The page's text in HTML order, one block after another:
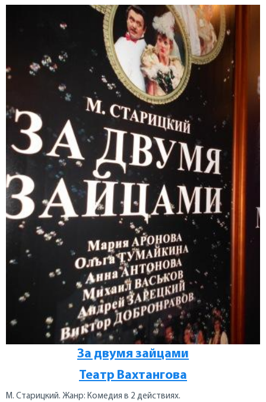
За двумя зайцами
Театр Вахтангова
М. Старицкий. Жанр: Комедия в 2 действиях.